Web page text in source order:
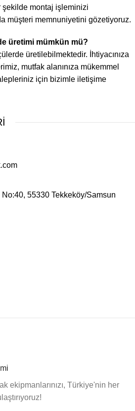
şekilde montaj işleminizi
müşteri memnuniyetini gözetiyoruz.
üretimi mümkün mü?
üretilebilmektedir. İhtiyacınıza
mutfak alanınıza mükemmel
için bizimle iletişime
55330 Tekkeköy/Samsun
ekipmanlarınızı, Türkiye'nin her